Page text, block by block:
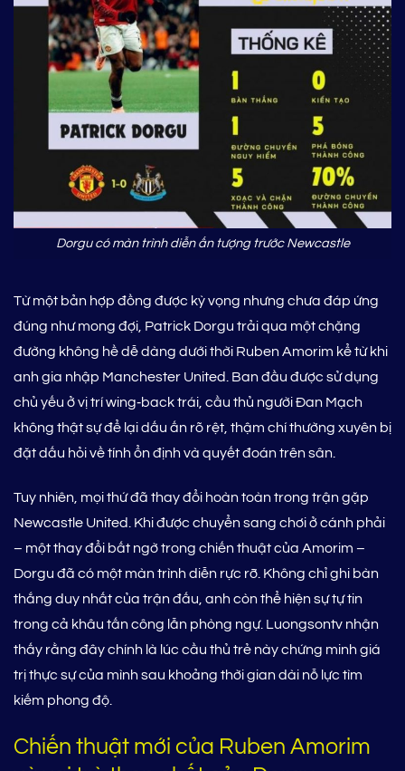
Dorgu có màn trình diễn ấn tượng trước Newcastle
Từ một bản hợp đồng được kỳ vọng nhưng chưa đáp ứng
đúng như mong đợi, Patrick Dorgu trải qua một chặng
đường không hề dễ dàng dưới thời Ruben Amorim kể từ khi
anh gia nhập Manchester United. Ban đầu được sử dụng
chủ yếu ở vị trí wing‑back trái, cầu thủ người Đan Mạch
không thật sự để lại dấu ấn rõ rệt, thậm chí thường xuyên bị
đặt dấu hỏi về tính ổn định và quyết đoán trên sân.
Tuy nhiên, mọi thứ đã thay đổi hoàn toàn trong trận gặp
Newcastle United. Khi được chuyển sang chơi ở cánh phải
– một thay đổi bất ngờ trong chiến thuật của Amorim –
Dorgu đã có một màn trình diễn rực rỡ. Không chỉ ghi bàn
thắng duy nhất của trận đấu, anh còn thể hiện sự tự tin
trong cả khâu tấn công lẫn phòng ngự. Luongsontv nhận
thấy rằng đây chính là lúc cầu thủ trẻ này chứng minh giá
trị thực sự của mình sau khoảng thời gian dài nỗ lực tìm
kiếm phong độ.
Chiến thuật mới của Ruben Amorim